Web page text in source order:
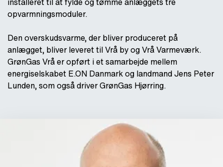
opvarmningsmoduler.
Den overskudsvarme, der bliver produceret på
anlægget, bliver leveret til Vrå by og Vrå Varmeværk.
GrønGas Vrå er opført i et samarbejde mellem
energiselskabet E.ON Danmark og landmand Jens Peter
Lunden, som også driver GrønGas Hjørring.